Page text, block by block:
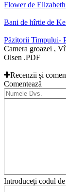
Flower de
Bani de hîrtie de
Păzitorii Timpului-
Camera groazei ,
Olsen .PDF
Recenzii și
Comentează
Introduceți codul